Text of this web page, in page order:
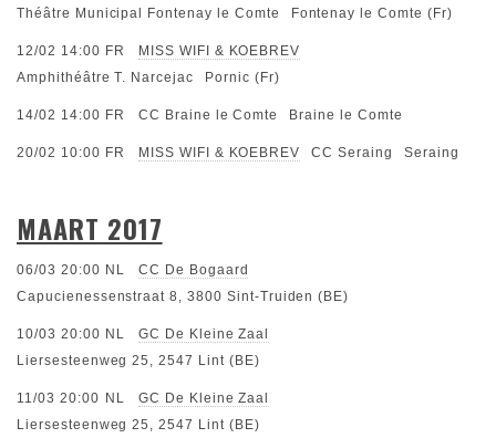
Théâtre Municipal Fontenay le Comte
Fontenay le Comte (Fr)
12/02 14:00 FR
MISS WIFI & KOEBREV
Amphithéâtre T. Narcejac
Pornic (Fr)
14/02 14:00 FR CC Braine le Comte Braine le Comte
20/02 10:00 FR MISS WIFI & KOEBREV CC Seraing Seraing
MAART 2017
06/03 20:00 NL
CC De Bogaard
Capucienessenstraat 8, 3800 Sint-Truiden (BE)
10/03 20:00 NL
GC De Kleine Zaal
Liersesteenweg 25, 2547 Lint (BE)
11/03 20:00 NL
GC De Kleine Zaal
Liersesteenweg 25, 2547 Lint (BE)